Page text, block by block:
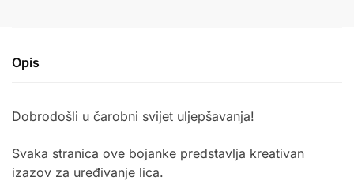
Opis
Dobrodošli u čarobni svijet uljepšavanja!
Svaka stranica ove bojanke predstavlja kreativan
izazov za uređivanje lica.